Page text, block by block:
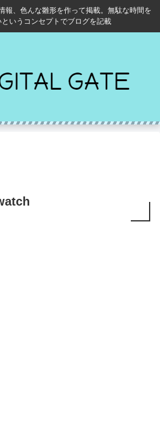
報、色んな雛形を作って掲載。無駄な時間を
いうコンセプトでブログを記載